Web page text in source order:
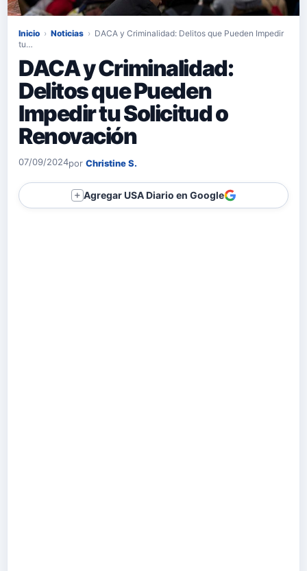
Inicio › Noticias › DACA y Criminalidad: Delitos que Pueden Impedir
tu…
DACA y Criminalidad:
Delitos que Pueden
Impedir tu Solicitud o
Renovación
07/09/2024por Christine S.
＋ Agregar USA Diario en Google